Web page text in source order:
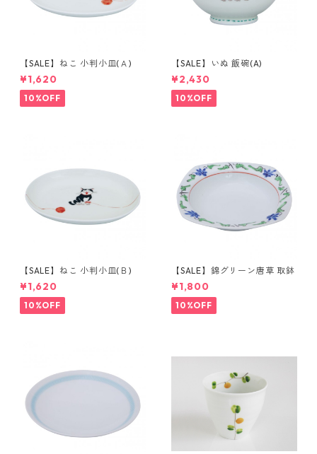
【SALE】ねこ 小判小皿(Ａ)
¥1,620
10%OFF
【SALE】いぬ 飯碗(A)
¥2,430
10%OFF
【SALE】ねこ 小判小皿(Ｂ)
¥1,620
10%OFF
【SALE】錦グリーン唐草 取鉢
¥1,800
10%OFF